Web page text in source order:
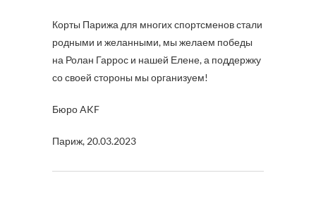
Корты Парижа для многих спортсменов стали
родными и желанными, мы желаем победы
на Ролан Гаррос и нашей Елене, а поддержку
со своей стороны мы организуем!
Бюро AKF
Париж, 20.03.2023